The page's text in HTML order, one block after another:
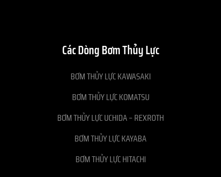
Các Dòng Bơm Thủy Lực
BƠM THỦY LỰC KAWASAKI
BƠM THỦY LỰC KOMATSU
BƠM THỦY LỰC UCHIDA – REXROTH
BƠM THỦY LỰC KAYABA
BƠM THỦY LỰC HITACHI